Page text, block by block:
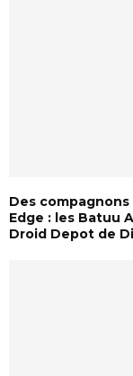
Des
Edge : les Batuu
Droid Depot de